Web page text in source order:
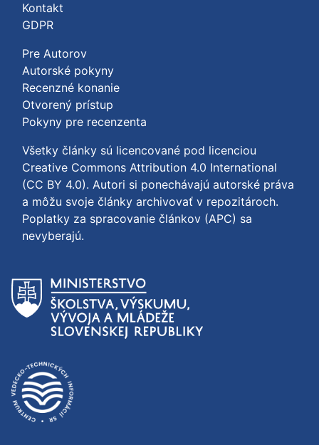
Kontakt
GDPR
Pre Autorov
Autorské pokyny
Recenzné konanie
Otvorený prístup
Pokyny pre recenzenta
Všetky články sú licencované pod licenciou
Creative Commons Attribution 4.0 International
(CC BY 4.0). Autori si ponechávajú autorské práva
a môžu svoje články archivovať v repozitároch.
Poplatky za spracovanie článkov (APC) sa
nevyberajú.